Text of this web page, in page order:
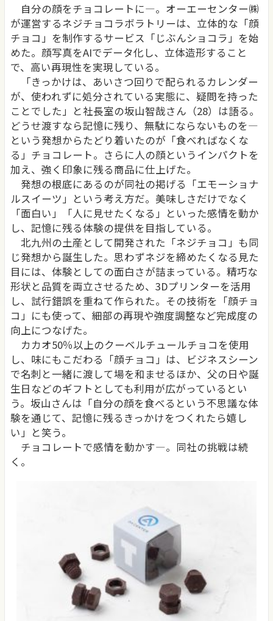
自分の顔をチョコレートに―。オーエーセンター㈱
が運営するネジチョコラボラトリーは、立体的な「顔
チョコ」を制作するサービス「じぶんショコラ」を始
めた。顔写真をAIでデータ化し、立体造形すること
で、高い再現性を実現している。
「きっかけは、あいさつ回りで配られるカレンダー
が、使われずに処分されている実態に、疑問を持った
ことでした」と社長室の坂山智哉さん（28）は語る。
どうせ渡すなら記憶に残り、無駄にならないものを―
という発想からたどり着いたのが「食べればなくな
る」チョコレート。さらに人の顔というインパクトを
加え、強く印象に残る商品に仕上げた。
発想の根底にあるのが同社の掲げる「エモーショナ
ルスイーツ」という考え方だ。美味しさだけでなく
「面白い」「人に見せたくなる」といった感情を動か
し、記憶に残る体験の提供を目指している。
北九州の土産として開発された「ネジチョコ」も同
じ発想から誕生した。思わずネジを締めたくなる見た
目には、体験としての面白さが詰まっている。精巧な
形状と品質を両立させるため、3Dプリンターを活用
し、試行錯誤を重ねて作られた。その技術を「顔チョ
コ」にも使って、細部の再現や強度調整など完成度の
向上につなげた。
カカオ50％以上のクーベルチュールチョコを使用
し、味にもこだわる「顔チョコ」は、ビジネスシーン
で名刺と一緒に渡して場を和ませるほか、父の日や誕
生日などのギフトとしても利用が広がっているとい
う。坂山さんは「自分の顔を食べるという不思議な体
験を通じて、記憶に残るきっかけをつくれたら嬉し
い」と笑う。
チョコレートで感情を動かす―。同社の挑戦は続
く。